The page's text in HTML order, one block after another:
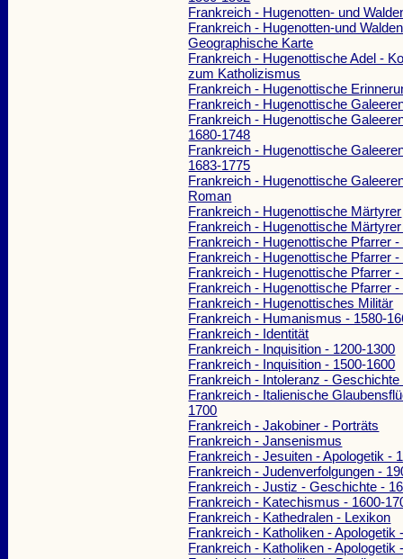
Frankreich - Hugenotten- und
Frankreich - Hugenotten-und
Geographische Karte
Frankreich - Hugenottische Adel -
zum Katholizismus
Frankreich - Hugenottische
Frankreich - Hugenottische
Frankreich - Hugenottische
1680-1748
Frankreich - Hugenottische
1683-1775
Frankreich - Hugenottische
Roman
Frankreich - Hugenottische Märtyrer
Frankreich - Hugenottische
Frankreich - Hugenottische Pfarrer -
Frankreich - Hugenottische Pfarrer -
Frankreich - Hugenottische Pfarrer -
Frankreich - Hugenottische Pfarrer -
Frankreich - Hugenottisches Militär
Frankreich - Humanismus - 1580-
Frankreich - Identität
Frankreich - Inquisition - 1200-1300
Frankreich - Inquisition - 1500-1600
Frankreich - Intoleranz - Geschichte
Frankreich - Italienische
1700
Frankreich - Jakobiner - Porträts
Frankreich - Jansenismus
Frankreich - Jesuiten - Apologetik -
Frankreich - Judenverfolgungen -
Frankreich - Justiz - Geschichte -
Frankreich - Katechismus - 1600-
Frankreich - Kathedralen - Lexikon
Frankreich - Katholiken - Apologetik
Frankreich - Katholiken - Apologetik